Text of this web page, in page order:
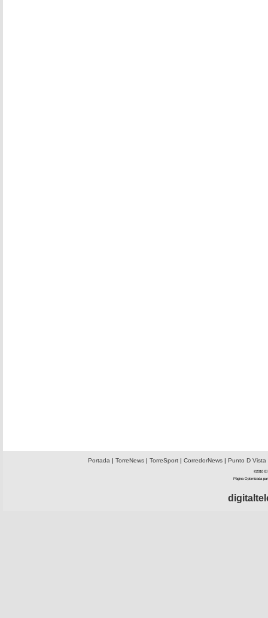
Portada | TorreNews| TorreSport| CorredorNews| Punto D Vista
©2010 El
Página Optimizada